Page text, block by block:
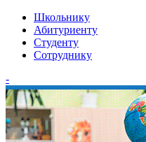
Школьнику
Абитуриенту
Студенту
Сотруднику
-